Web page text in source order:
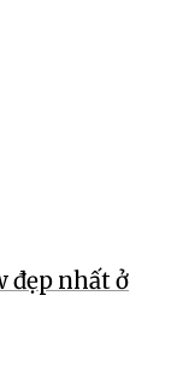
đẹp nhất ở